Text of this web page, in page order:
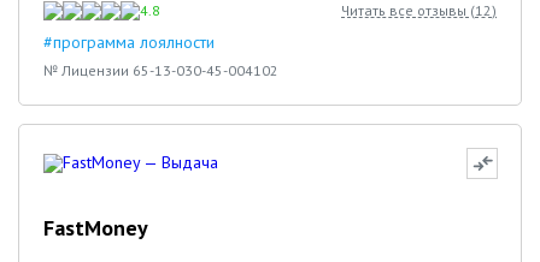
4.8 Читать все отзывы (12)
#программа лоялности
№ Лицензии 65-13-030-45-004102
FastMoney